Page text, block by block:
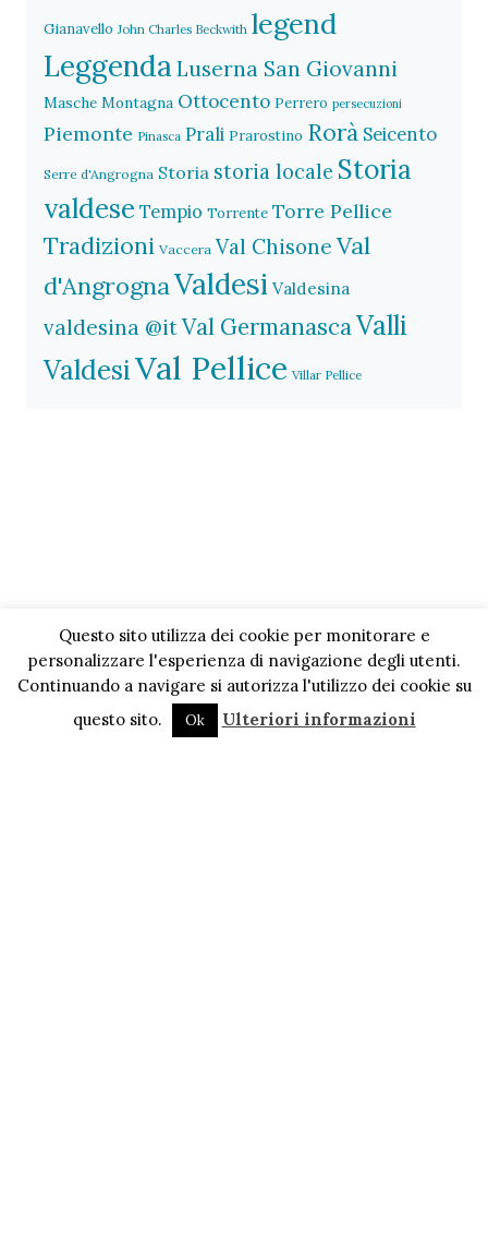
Gianavello John Charles Beckwith legend
Leggenda Luserna San Giovanni
Masche Montagna Ottocento Perrero persecuzioni
Piemonte Pinasca Prali Prarostino Rorà Seicento
Serre d'Angrogna Storia storia locale Storia
valdese Tempio Torrente Torre Pellice
Tradizioni Vaccera Val Chisone Val
d'AngrognaValdesi Valdesina
valdesina @itVal GermanascaValli
ValdesiVal Pellice Villar Pellice
Questo sito utilizza dei cookie per monitorare e
personalizzare l'esperienza di navigazione degli utenti.
Continuando a navigare si autorizza l'utilizzo dei cookie su
questo sito.
Ok Ulteriori informazioni